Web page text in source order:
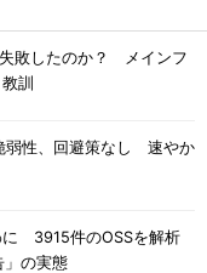
敗したのか？ メインフ
訓
弱性、回避策なし 速やか
に 3915件のOSSを解析
」の実態